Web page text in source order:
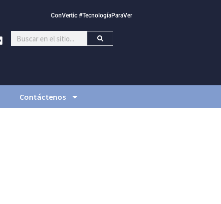
ConVertic #TecnologíaParaVer
Contáctenos